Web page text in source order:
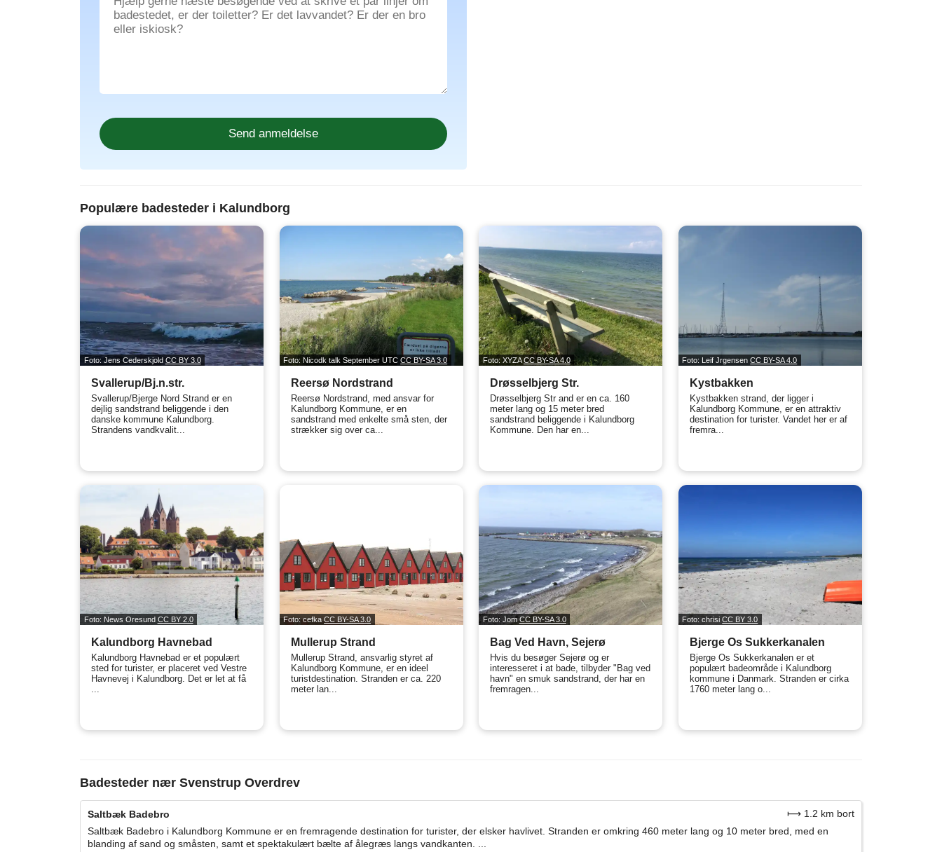
Populære badesteder i Kalundborg
Foto: Jens Cederskjold CC BY 3.0
Svallerup/Bj.n.str.
Svallerup/Bjerge Nord Strand er en
dejlig sandstrand beliggende i den
danske kommune Kalundborg.
Strandens vandkvalit...
Foto: Nicodk talk September UTCCC BY-SA 3.0
Reersø Nordstrand
Reersø Nordstrand, med ansvar for
Kalundborg Kommune, er en
sandstrand med enkelte små sten, der
strækker sig over ca...
Foto: XYZACC BY-SA 4.0
Drøsselbjerg Str.
Drøsselbjerg Str and er en ca. 160
meter lang og 15 meter bred
sandstrand beliggende i Kalundborg
Kommune. Den har en...
Foto: Leif JrgensenCC BY-SA 4.0
Kystbakken
Kystbakken strand, der ligger i
Kalundborg Kommune, er en attraktiv
destination for turister. Vandet her er af
fremra...
Foto: News Oresund CC BY 2.0
Kalundborg Havnebad
Kalundborg Havnebad er et populært
sted for turister, er placeret ved Vestre
Havnevej i Kalundborg. Det er let at få
...
Foto: cefkaCC BY-SA 3.0
Mullerup Strand
Mullerup Strand, ansvarlig styret af
Kalundborg Kommune, er en ideel
turistdestination. Stranden er ca. 220
meter lan...
Foto: JomCC BY-SA 3.0
Bag Ved Havn, Sejerø
Hvis du besøger Sejerø og er
interesseret i at bade, tilbyder "Bag ved
havn" en smuk sandstrand, der har en
fremragen...
Foto: chrisiCC BY 3.0
Bjerge Os Sukkerkanalen
Bjerge Os Sukkerkanalen er et
populært badeområde i Kalundborg
kommune i Danmark. Stranden er cirka
1760 meter lang o...
Badesteder nær Svenstrup Overdrev
Saltbæk Badebro
⟼ 1.2 km bort
Saltbæk Badebro i Kalundborg Kommune er en fremragende destination for turister, der elsker havlivet. Stranden er omkring 460 meter lang og 10 meter bred, med en
blanding af sand og småsten, samt et spektakulært bælte af ålegræs langs vandkanten. ...